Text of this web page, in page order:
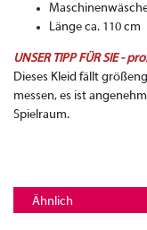
Länge ca. 110 cm
UNSER TIPP FÜR SIE -
Dieses Kleid fällt
messen, es ist
Spielraum.
Ähnlich